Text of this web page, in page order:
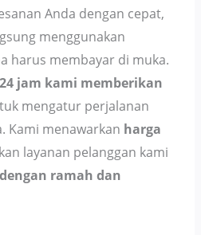
Anda dengan cepat,
menggunakan
harus membayar di muka.
jam kami memberikan
mengatur perjalanan
Kami menawarkan harga
layanan pelanggan kami
ramah dan